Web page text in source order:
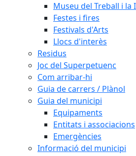
Museu del Treball i la
Festes i fires
Festivals d'Arts
Llocs d'interès
Residus
Joc del Superpetuenc
Com arribar-hi
Guia de carrers / Plànol
Guia del municipi
Equipaments
Entitats i associacions
Emergències
Informació del municipi